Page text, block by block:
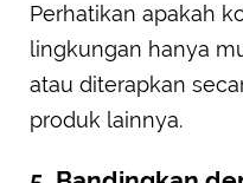
Perhatikan apakah
lingkungan hanya
atau diterapkan
produk lainnya.